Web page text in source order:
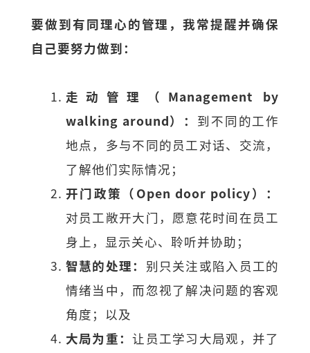
要做到有同理心的管理，我常提醒并确保
自己要努力做到：
走动管理（ Management by
walking around）： 到不同的工作
地点，多与不同的员工对话、交流，
了解他们实际情况；
开门政策（ Open door policy）：
对员工敞开大门，愿意花时间在员工
身上，显示关心、聆听并协助；
智慧的处理： 别只关注或陷入员工的
情绪当中，而忽视了解决问题的客观
角度；以及
大局为重：让员工学习大局观，并了